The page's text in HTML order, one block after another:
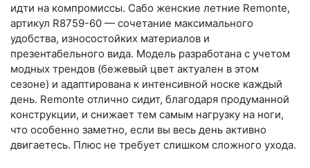
идти на компромиссы. Сабо женские летние Remonte,
артикул R8759-60 — сочетание максимального
удобства, износостойких материалов и
презентабельного вида. Модель разработана с учетом
модных трендов (бе­жевый цвет актуален в этом
сезоне) и адаптирована к интенсивной носке каждый
день. Re­mon­te отлично сидит, благодаря продуманной
конструкции, и снижает тем самым нагрузку на ноги,
что особенно заметно, если вы весь день активно
двигаетесь. Плюс не требует слишком сложного ухода.